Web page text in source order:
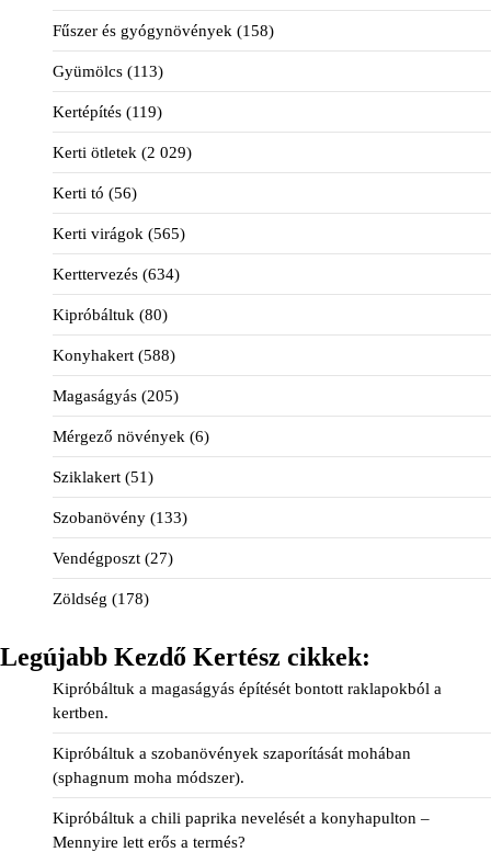
Fűszer és gyógynövények (158)
Gyümölcs (113)
Kertépítés (119)
Kerti ötletek (2 029)
Kerti tó (56)
Kerti virágok (565)
Kerttervezés (634)
Kipróbáltuk (80)
Konyhakert (588)
Magaságyás (205)
Mérgező növények (6)
Sziklakert (51)
Szobanövény (133)
Vendégposzt (27)
Zöldség (178)
Legújabb Kezdő Kertész cikkek:
Kipróbáltuk a magaságyás építését bontott raklapokból a
kertben.
Kipróbáltuk a szobanövények szaporítását mohában
(sphagnum moha módszer).
Kipróbáltuk a chili paprika nevelését a konyhapulton –
Mennyire lett erős a termés?